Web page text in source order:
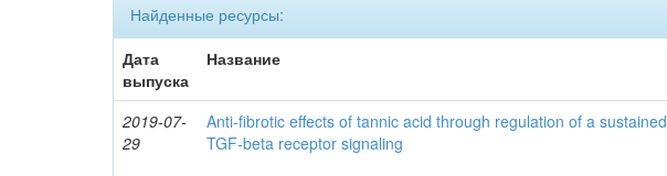
Найденные ресурсы:
Дата
выпуска
Название
2019-07-
29
Anti-fibrotic effects of tannic acid through regulation of a sustained
TGF-beta receptor signaling